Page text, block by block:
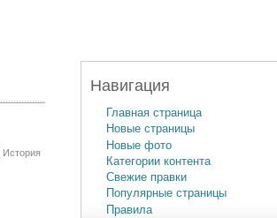
История
Навигация
Главная страница
Новые страницы
Новые фото
Категории контента
Свежие правки
Популярные страницы
Правила